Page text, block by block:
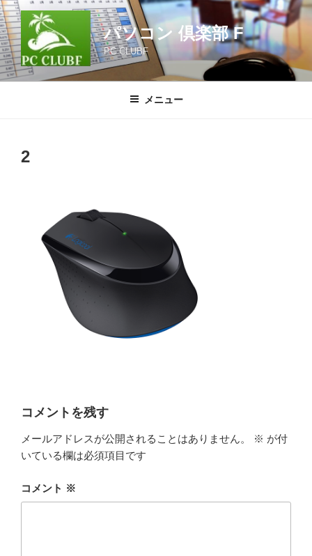
コ
ン
テ
ン
ツ
パソコン 倶楽部 F
PC CLUBF
メニュー
2
コメントを残す
メールアドレスが公開されることはありません。 ※ が付
いている欄は必須項目です
コメント ※